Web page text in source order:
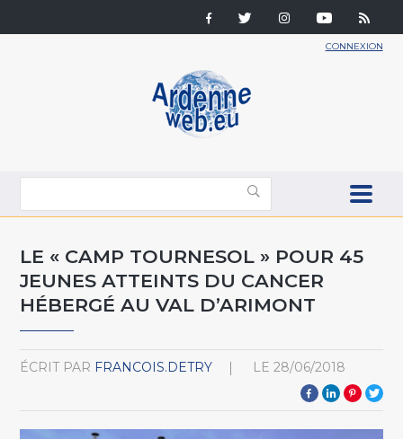
CONNEXION
LE « CAMP TOURNESOL » POUR 45
JEUNES ATTEINTS DU CANCER
HÉBERGÉ AU VAL D’ARIMONT
ÉCRIT PAR FRANCOIS.DETRY LE 28/06/2018